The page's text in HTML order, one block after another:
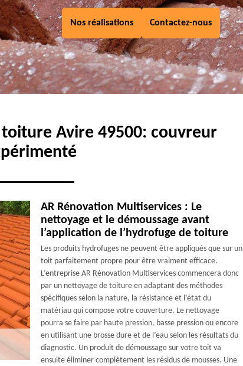
Nos réalisations Contactez-nous
Avire 49500: couvreur
AR Rénovation Multiservices : Le
nettoyage et le démoussage avant
l’application de l’hydrofuge de toiture
Les produits hydrofuges ne peuvent être appliqués que sur un
toit parfaitement propre pour être vraiment efficace.
L’entreprise AR Rénovation Multiservices commencera donc
par un nettoyage de toiture en adaptant des méthodes
spécifiques selon la nature, la résistance et l’état du
matériau qui compose votre couverture. Le nettoyage
pourra se faire par haute pression, basse pression ou encore
en utilisant une brosse dure et de l’eau selon les résultats du
diagnostic. Un produit de démoussage sur votre toit va
ensuite éliminer complètement les résidus de mousses. Une